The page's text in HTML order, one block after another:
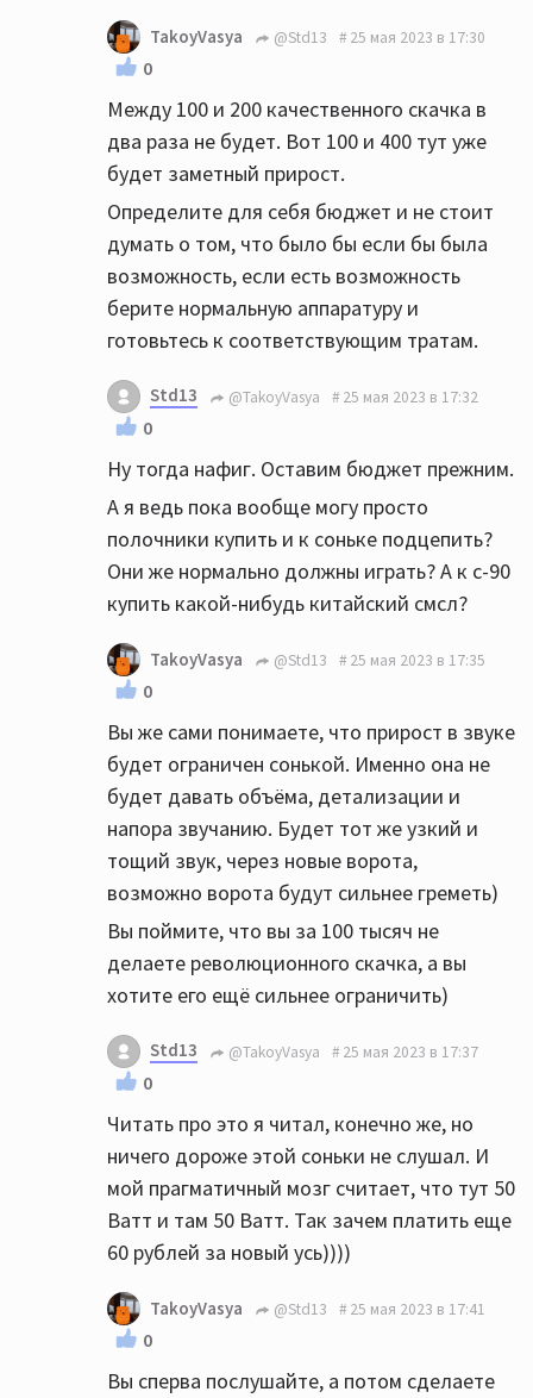
TakoyVasya @Std13 25 мая 2023 в 17:30
0
Между 100 и 200 качественного скачка в
два раза не будет. Вот 100 и 400 тут уже
будет заметный прирост.
Определите для себя бюджет и не стоит
думать о том, что было бы если бы была
возможность, если есть возможность
берите нормальную аппаратуру и
готовьтесь к соответствующим тратам.
Std13 @TakoyVasya 25 мая 2023 в 17:32
0
Ну тогда нафиг. Оставим бюджет прежним.
А я ведь пока вообще могу просто
полочники купить и к соньке подцепить?
Они же нормально должны играть? А к с-90
купить какой-нибудь китайский смсл?
TakoyVasya @Std13 25 мая 2023 в 17:35
0
Вы же сами понимаете, что прирост в звуке
будет ограничен сонькой. Именно она не
будет давать объёма, детализации и
напора звучанию. Будет тот же узкий и
тощий звук, через новые ворота,
возможно ворота будут сильнее греметь)
Вы поймите, что вы за 100 тысяч не
делаете революционного скачка, а вы
хотите его ещё сильнее ограничить)
Std13 @TakoyVasya 25 мая 2023 в 17:37
0
Читать про это я читал, конечно же, но
ничего дороже этой соньки не слушал. И
мой прагматичный мозг считает, что тут 50
Ватт и там 50 Ватт. Так зачем платить еще
60 рублей за новый усь))))
TakoyVasya @Std13 25 мая 2023 в 17:41
0
Вы сперва послушайте, а потом сделаете